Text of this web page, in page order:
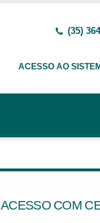
(35)
ACESSO AO
ACESSO COM